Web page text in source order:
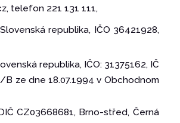
telefon 221 131 111,
republika, IČO 36421928,
republika, IČO: 31375162, IČ
B ze dne 18.07.1994 v Obchodnom
CZ03668681, Brno-střed, Černá